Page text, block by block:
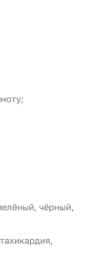
чёрный,